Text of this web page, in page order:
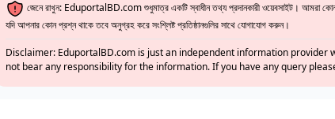
জেনে রাখুন: EduportalBD.com শুধুমাত্র একটি স্বাধীন তথ্য প্রদানকারী ওয়েবসাইট। আমরা
যদি আপনার কোন প্রশ্ন থাকে তবে অনুগ্রহ করে সংশ্লিষ্ট প্রতিষ্ঠানগুলির সাথে যোগাযোগ করুন।
Disclaimer: EduportalBD.com is just an independent information
not bear any responsibility for the information. If you have any query